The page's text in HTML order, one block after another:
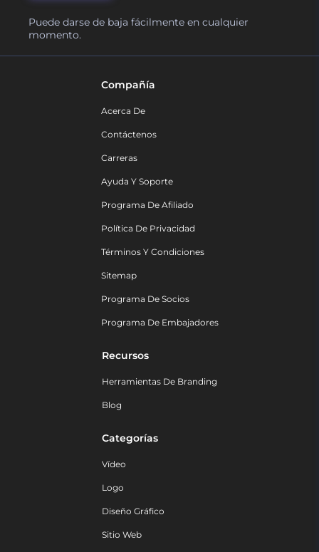
Puede darse de baja fácilmente en cualquier
momento.
Compañía
Acerca De
Contáctenos
Carreras
Ayuda Y Soporte
Programa De Afiliado
Política De Privacidad
Términos Y Condiciones
Sitemap
Programa De Socios
Programa De Embajadores
Recursos
Herramientas De Branding
Blog
Categorías
Vídeo
Logo
Diseño Gráfico
Sitio Web